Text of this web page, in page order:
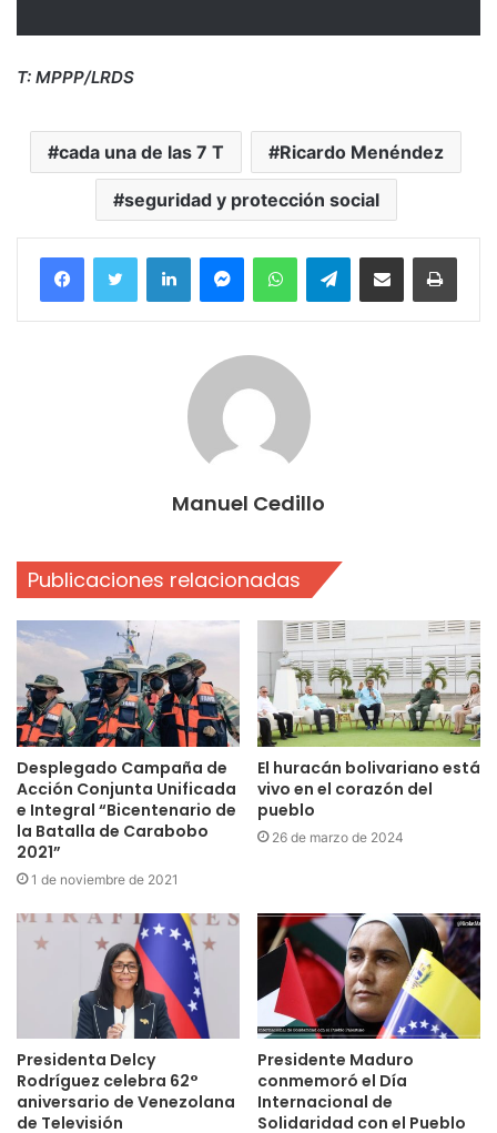
T: MPPP/LRDS
cada una de las 7 T Ricardo Menéndez
seguridad y protección social
FacebookTwitter LinkedInMessengerWhatsAppTelegramCompartir por correo electrónico
Manuel Cedillo
Publicaciones relacionadas
Desplegado Campaña de
Acción Conjunta Unificada
e Integral “Bicentenario de
la Batalla de Carabobo
2021”
1 de noviembre de 2021
El huracán bolivariano está
vivo en el corazón del
pueblo
26 de marzo de 2024
Presidenta Delcy
Rodríguez celebra 62°
aniversario de Venezolana
de Televisión
Presidente Maduro
conmemoró el Día
Internacional de
Solidaridad con el Pueblo